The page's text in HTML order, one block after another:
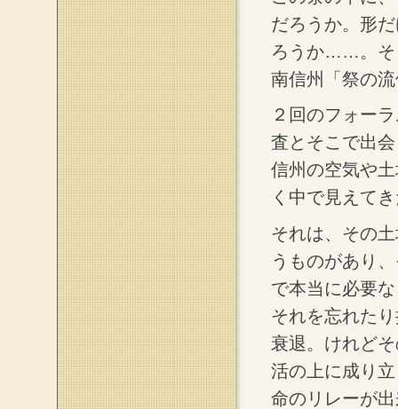
だろうか。形
ろうか……。そ
南信州「祭の
２回のフォー
査とそこで出
信州の空気や
く中で見えて
それは、その
うものがあり
で本当に必要
それを忘れた
衰退。けれど
活の上に成り
命のリレーが